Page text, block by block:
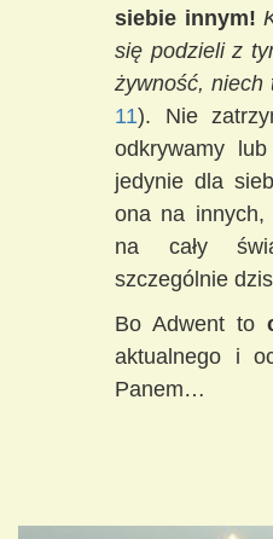
siebie innym!
się podzieli z
żywność, niech
11). Nie
odkrywamy
jedynie dla
ona na innych,
na cały
szczególnie
Bo Adwent to
aktualnego i
Panem…